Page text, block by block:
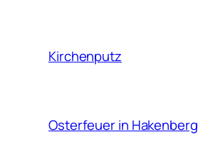
Kirchenputz
Osterfeuer in Hakenberg